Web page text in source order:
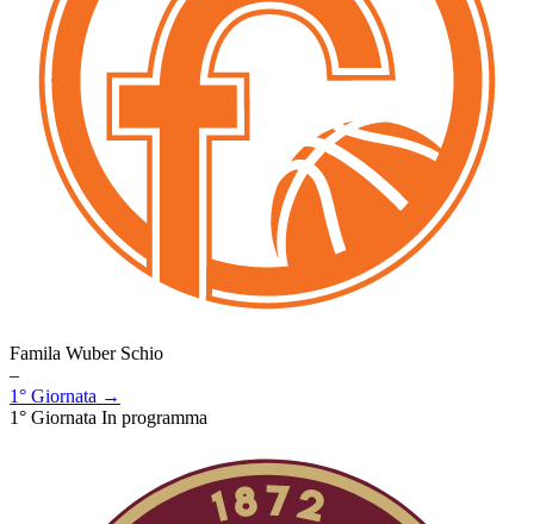
Famila Wuber Schio
–
1° Giornata →
1° Giornata In programma